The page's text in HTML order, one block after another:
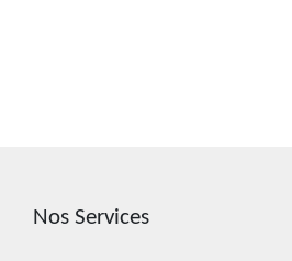
Nos Services